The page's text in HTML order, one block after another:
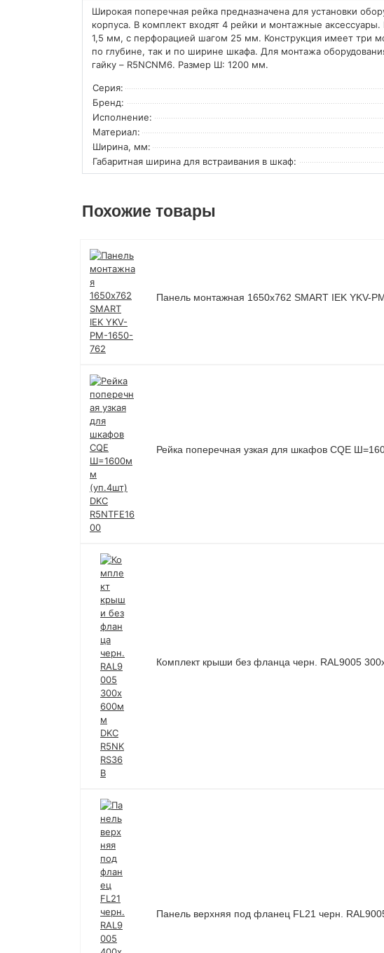
Широкая поперечная рейка предназначена для установки
корпуса. В комплект входят 4 рейки и монтажные
1,5 мм, с перфорацией шагом 25 мм. Конструкция имеет три
по глубине, так и по ширине шкафа. Для монтажа
гайку – R5NCNM6. Размер Ш: 1200 мм.
Серия:
Бренд:
Исполнение:
Материал:
Ширина, мм:
Габаритная ширина для встраивания в шкаф:
Похожие товары
Панель монтажная 1650х762 SMART IEK YKV-
Рейка поперечная узкая для шкафов CQE
Комплект крыши без фланца черн. RAL9005
Панель верхняя под фланец FL21 черн.